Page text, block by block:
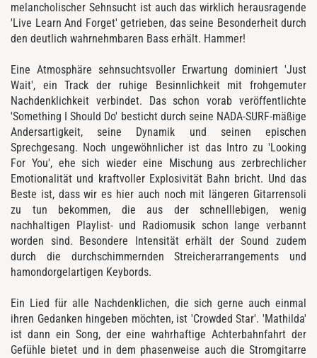
melancholischer Sehnsucht ist auch das wirklich herausragende
'Live Learn And Forget' getrieben, das seine Besonderheit durch
den deutlich wahrnehmbaren Bass erhält. Hammer!
Eine Atmosphäre sehnsuchtsvoller Erwartung dominiert 'Just
Wait', ein Track der ruhige Besinnlichkeit mit frohgemuter
Nachdenklichkeit verbindet. Das schon vorab veröffentlichte
'Something I Should Do' besticht durch seine NADA-SURF-mäßige
Andersartigkeit, seine Dynamik und seinen epischen
Sprechgesang. Noch ungewöhnlicher ist das Intro zu 'Looking
For You', ehe sich wieder eine Mischung aus zerbrechlicher
Emotionalität und kraftvoller Explosivität Bahn bricht. Und das
Beste ist, dass wir es hier auch noch mit längeren Gitarrensoli
zu tun bekommen, die aus der schnelllebigen, wenig
nachhaltigen Playlist- und Radiomusik schon lange verbannt
worden sind. Besondere Intensität erhält der Sound zudem
durch die durchschimmernden Streicherarrangements und
hamondorgelartigen Keybords.
Ein Lied für alle Nachdenklichen, die sich gerne auch einmal
ihren Gedanken hingeben möchten, ist 'Crowded Star'. 'Mathilda'
ist dann ein Song, der eine wahrhaftige Achterbahnfahrt der
Gefühle bietet und in dem phasenweise auch die Stromgitarre